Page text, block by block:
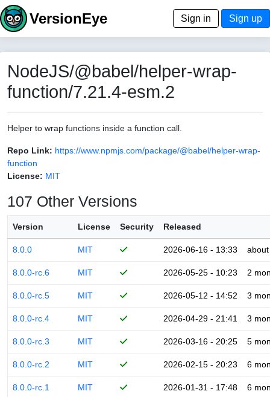
VersionEye Sign in Sign up
NodeJS/@babel/helper-wrap-
function/7.21.4-esm.2
Helper to wrap functions inside a function call.
Repo Link: https://www.npmjs.com/package/@babel/helper-wrap-
function
License: MIT
107 Other Versions
Version License Security Released
8.0.0 MIT 2026-06-16 - 13:33
8.0.0-rc.6 MIT 2026-05-25 - 10:23 2
8.0.0-rc.5 MIT 2026-05-12 - 14:52 3
8.0.0-rc.4 MIT 2026-04-29 - 21:41 3
8.0.0-rc.3 MIT 2026-03-16 - 20:25 5
8.0.0-rc.2 MIT 2026-02-15 - 20:23 6
8.0.0-rc.1 MIT 2026-01-31 - 17:48 6